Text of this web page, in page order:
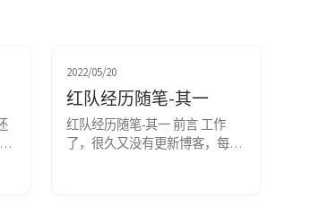
2022/05/20
红队经历随笔-其一
红队经历随笔-其一 前言 工作
了，很久又没有更新博客，每天